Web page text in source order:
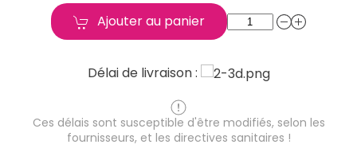
Ajouter au panier
Délai de livraison :
Ces délais sont susceptible d'être modifiés, selon les
fournisseurs, et les directives sanitaires !